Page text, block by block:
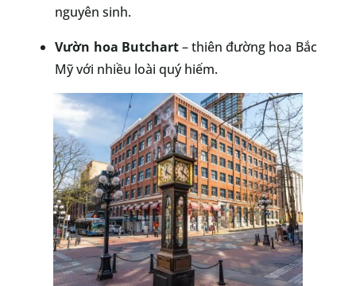
nguyên sinh.
Vườn hoa Butchart– thiên đường hoa Bắc
Mỹ với nhiều loài quý hiếm.